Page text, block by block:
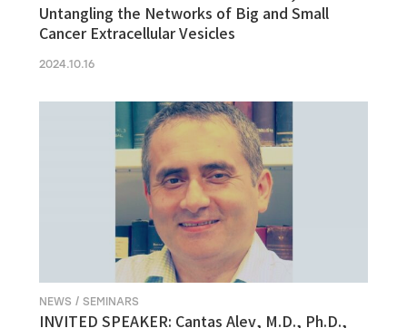
Untangling the Networks of Big and Small
Cancer Extracellular Vesicles
2024.10.16
NEWS / SEMINARS
INVITED SPEAKER: Cantas Alev, M.D., Ph.D.,